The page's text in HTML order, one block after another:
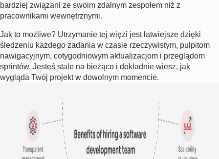
bardziej związani ze swoim zdalnym zespołem niż z
pracownikami wewnętrznymi.
Jak to możliwe? Utrzymanie tej więzi jest łatwiejsze dzięki
śledzeniu każdego zadania w czasie rzeczywistym, pulpitom
nawigacyjnym, cotygodniowym aktualizacjom i przeglądom
sprintów. Jesteś stale na bieżąco i dokładnie wiesz, jak
wygląda Twój projekt w dowolnym momencie.